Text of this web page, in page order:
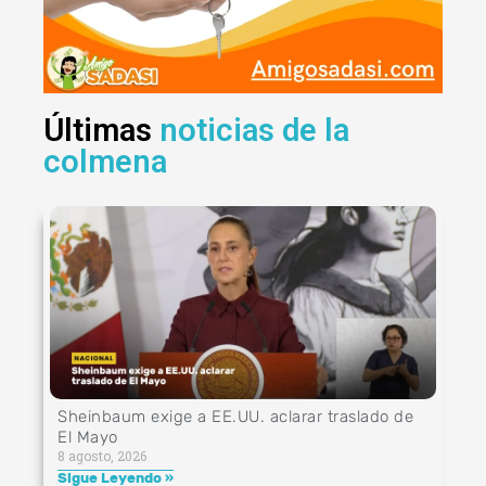
Últimas noticias de la
colmena
Sheinbaum exige a EE.UU. aclarar traslado de
El Mayo
8 agosto, 2026
Sigue Leyendo »